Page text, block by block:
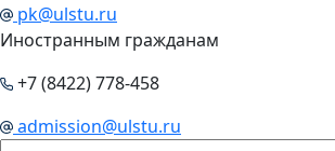
pk@ulstu.ru
Иностранным гражданам
+7 (8422) 778-458
admission@ulstu.ru